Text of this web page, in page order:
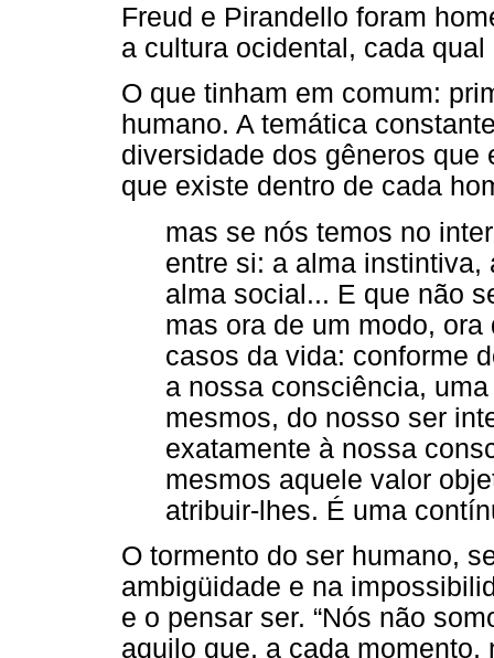
Freud e Pirandello foram
a cultura ocidental, cada
O que tinham em comum:
humano. A temática
diversidade dos gêneros
que existe dentro de cada
mas se nós temos no
entre si: a alma
alma social... E que não
mas ora de um modo,
casos da vida: conforme
a nossa consciência,
mesmos, do nosso ser
exatamente à nossa
mesmos aquele valor
atribuir-lhes. É uma
O tormento do ser humano,
ambigüidade e na
e o pensar ser. “Nós não
aquilo que, a cada